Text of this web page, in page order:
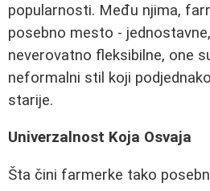
popularnosti. Među njima,
posebno mesto -
neverovatno fleksibilne, one
neformalni stil koji
starije.
Univerzalnost Koja Osvaja
Šta čini farmerke tako